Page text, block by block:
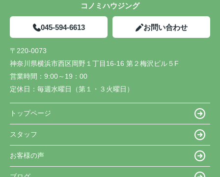
コノミハウジング
045-594-6613 お問い合わせ
〒220-0073
神奈川県横浜市西区岡野１丁目16-16 第２梅沢ビル５F
営業時間： 9:00～19：00
定休日： 毎週水曜日（第１・３火曜日）
トップページ
スタッフ
お客様の声